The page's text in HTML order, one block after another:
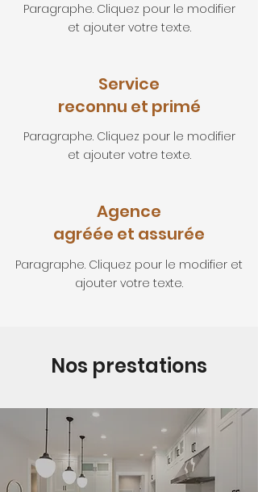
Paragraphe. Cliquez pour le modifier
et ajouter votre texte.
Service
reconnu et primé
Paragraphe. Cliquez pour le modifier
et ajouter votre texte.
Agence
agréée et assurée
Paragraphe. Cliquez pour le modifier et
ajouter votre texte.
Nos prestations